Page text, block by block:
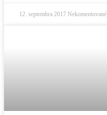
12. septembra 2017 Nekomentované